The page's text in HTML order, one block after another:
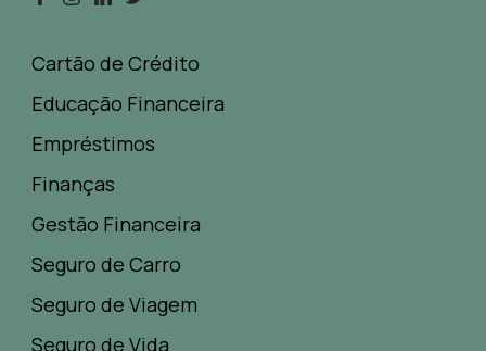
Cartão de Crédito
Educação Financeira
Empréstimos
Finanças
Gestão Financeira
Seguro de Carro
Seguro de Viagem
Seguro de Vida